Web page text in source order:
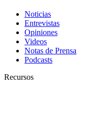
Noticias
Entrevistas
Opiniones
Videos
Notas de Prensa
Podcasts
Recursos